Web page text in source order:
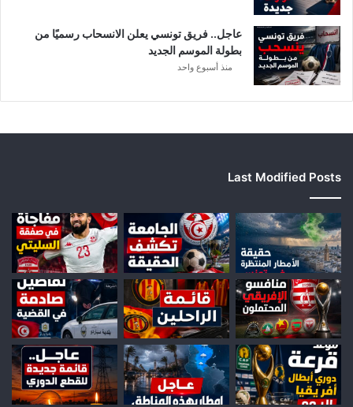
عاجل.. فريق تونسي يعلن الانسحاب رسميًا من
بطولة الموسم الجديد
منذ أسبوع واحد
Last Modified Posts